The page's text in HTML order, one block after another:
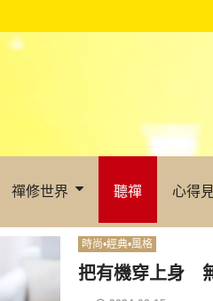
禪修世界 聽禪 心得
時尚•經典•風格
把有機穿上身